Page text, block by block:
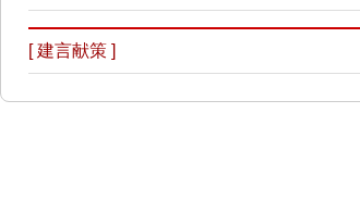
[ 建言献策 ]